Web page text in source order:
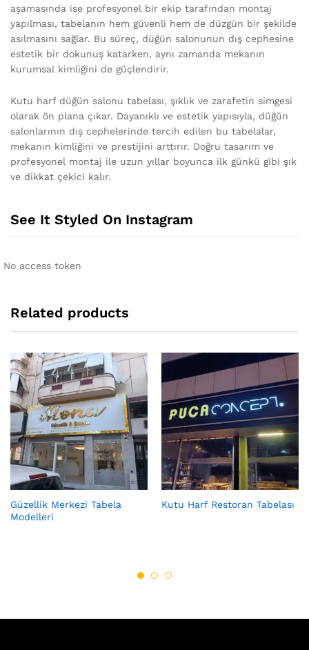
aşamasında ise profesyonel bir ekip tarafından montaj
yapılması, tabelanın hem güvenli hem de düzgün bir şekilde
asılmasını sağlar. Bu süreç, düğün salonunun dış cephesine
estetik bir dokunuş katarken, aynı zamanda mekanın
kurumsal kimliğini de güçlendirir.
Kutu harf düğün salonu tabelası, şıklık ve zarafetin simgesi
olarak ön plana çıkar. Dayanıklı ve estetik yapısıyla, düğün
salonlarının dış cephelerinde tercih edilen bu tabelalar,
mekanın kimliğini ve prestijini arttırır. Doğru tasarım ve
profesyonel montaj ile uzun yıllar boyunca ilk günkü gibi şık
ve dikkat çekici kalır.
See It Styled On Instagram
No access token
Related products
Güzellik Merkezi Tabela
Modelleri
Kutu Harf Restoran Tabelası